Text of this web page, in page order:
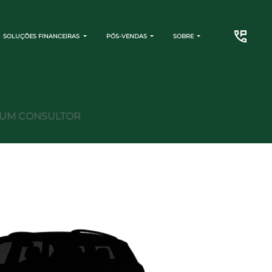
SOLUÇÕES FINANCEIRAS PÓS-VENDAS SOBRE
CONSULTOR